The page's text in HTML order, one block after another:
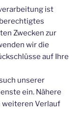
ist
berechtigtes
Zwecken zur
wir die
auf Ihre
unserer
ein. Nähere
weiteren Verlauf